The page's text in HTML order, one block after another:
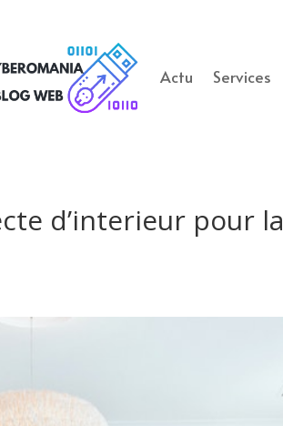
Actu Services
d’interieur pour la